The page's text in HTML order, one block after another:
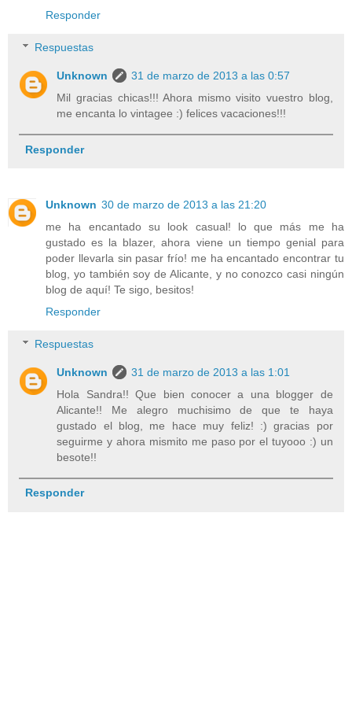
Responder
Respuestas
Unknown
31 de marzo de 2013 a las 0:57
Mil gracias chicas!!! Ahora mismo visito vuestro blog,
me encanta lo vintagee :) felices vacaciones!!!
Responder
Unknown 30 de marzo de 2013 a las 21:20
me ha encantado su look casual! lo que más me ha
gustado es la blazer, ahora viene un tiempo genial para
poder llevarla sin pasar frío! me ha encantado encontrar tu
blog, yo también soy de Alicante, y no conozco casi ningún
blog de aquí! Te sigo, besitos!
Responder
Respuestas
Unknown
31 de marzo de 2013 a las 1:01
Hola Sandra!! Que bien conocer a una blogger de
Alicante!! Me alegro muchisimo de que te haya
gustado el blog, me hace muy feliz! :) gracias por
seguirme y ahora mismito me paso por el tuyooo :) un
besote!!
Responder